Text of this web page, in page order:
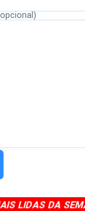
LIDAS DA